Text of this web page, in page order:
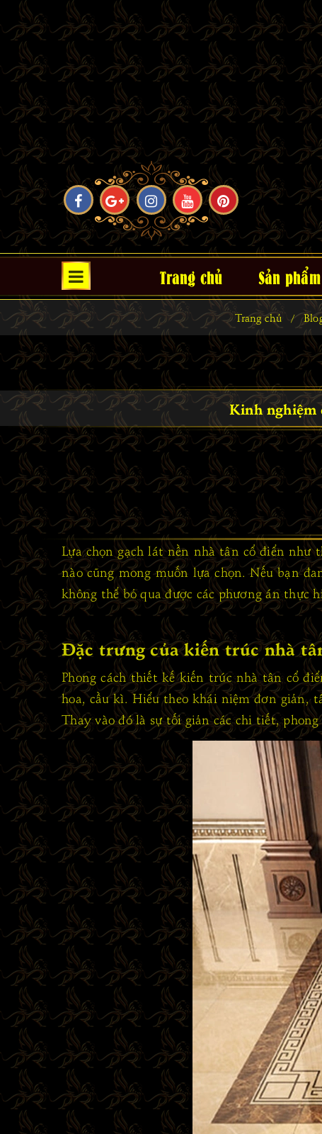
Trang chủ Sản phẩm
Trang chủ /
Kinh nghiệm
Lựa chọn gạch lát nền nhà tân cổ điển như
nào cũng mong muốn lựa chọn. Nếu bạn
không thể bỏ qua được các phương án thực
Đặc trưng của kiến trúc nhà
Phong cách thiết kế kiến trúc nhà tân cổ
hoa, cầu kì. Hiểu theo khái niệm đơn giản,
Thay vào đó là sự tối giản các chi tiết,